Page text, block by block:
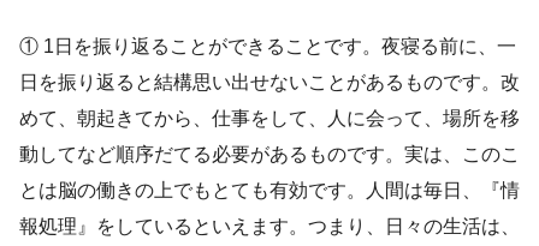
① 1日を振り返ることができることです。夜寝る前に、一
日を振り返ると結構思い出せないことがあるものです。改
めて、朝起きてから、仕事をして、人に会って、場所を移
動してなど順序だてる必要があるものです。実は、このこ
とは脳の働きの上でもとても有効です。人間は毎日、『情
報処理』をしているといえます。つまり、日々の生活は、